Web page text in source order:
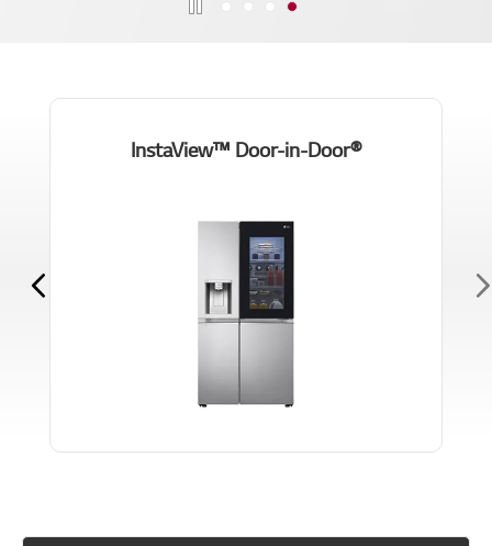
®InstaView™ Door-in-Door